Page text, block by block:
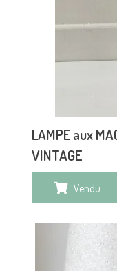
LAMPE aux
VINTAGE
Vendu